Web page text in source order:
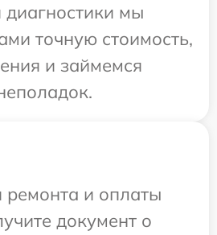
мы
точную стоимость,
и займемся
и оплаты
документ о